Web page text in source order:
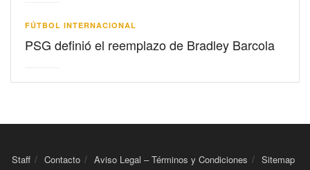
FÚTBOL INTERNACIONAL
PSG definió el reemplazo de Bradley Barcola
Staff Contacto Aviso Legal – Términos y Condiciones Sitemap